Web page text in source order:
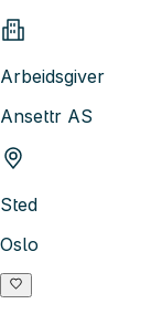
Arbeidsgiver
Ansettr AS
Sted
Oslo